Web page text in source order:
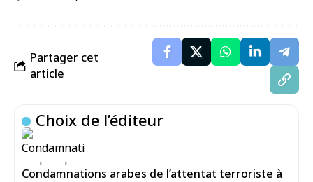
Partager cet
article
Choix de l’éditeur
Condamnations arabes de l’attentat terroriste à